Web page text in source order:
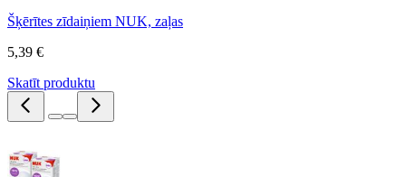
Šķērītes zīdaiņiem NUK, zaļas
5,39 €
Skatīt produktu